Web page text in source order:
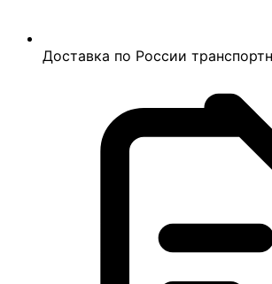
Доставка по России